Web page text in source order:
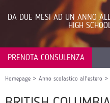
DA DUE MESI AD UN ANNO
HIGH
PRENOTA CONSULENZA
Homepage > Anno scolastico all'estero >